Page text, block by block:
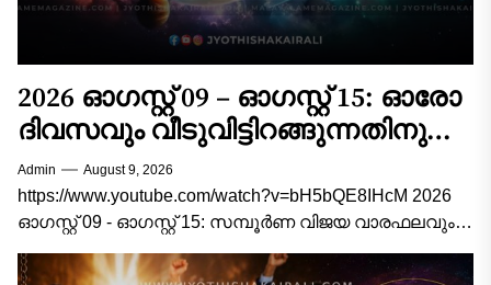
2026 ഓഗസ്റ്റ് 09 – ഓഗസ്റ്റ് 15: ഓരോ
ദിവസവും വീടുവിട്ടിറങ്ങുന്നതിനു
മുൻപ് ഇത് ചെയ്താൽ
കാര്യവിജയം ഉറപ്പ്! 12
രാശിക്കാരുടെയും സമ്പൂർണ്ണ
വിജയവാരഫലം!
Admin August 9, 2026
https://www.youtube.com/watch?v=bH5bQE8IHcM 2026
ഓഗസ്റ്റ് 09 - ഓഗസ്റ്റ് 15: സമ്പൂർണ വിജയ വാരഫലവും
15 വരെയുള്ള വാരം...